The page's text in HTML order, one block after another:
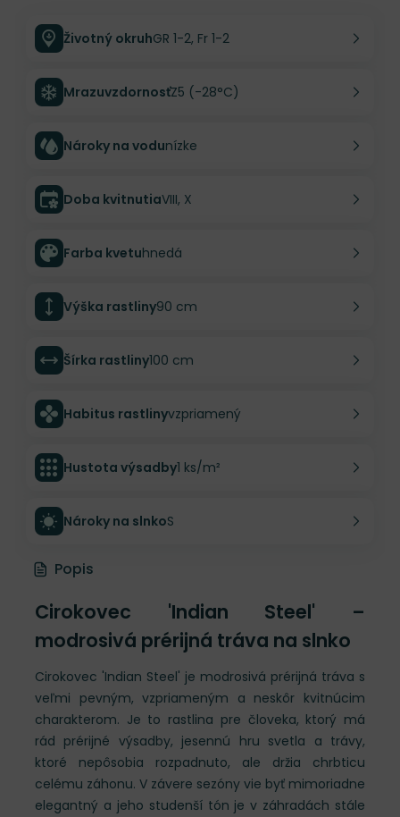
Životný okruhGR 1-2, Fr 1-2
MrazuvzdornosťZ5 (-28°C)
Nároky na vodunízke
Doba kvitnutiaVIII, X
Farba kvetuhnedá
Výška rastliny90 cm
Šírka rastliny100 cm
Habitus rastlinyvzpriamený
Hustota výsadby1 ks/m²
Nároky na slnkoS
Popis
Cirokovec 'Indian Steel' –
modrosivá prérijná tráva na slnko
Cirokovec 'Indian Steel' je modrosivá prérijná tráva s
veľmi pevným, vzpriameným a neskôr kvitnúcim
charakterom. Je to rastlina pre človeka, ktorý má
rád prérijné výsadby, jesennú hru svetla a trávy,
ktoré nepôsobia rozpadnuto, ale držia chrbticu
celému záhonu. V závere sezóny vie byť mimoriadne
elegantný a jeho studenší tón je v záhradách stále